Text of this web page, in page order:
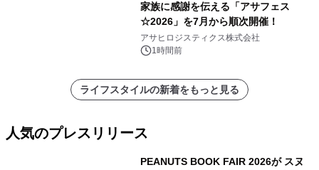
家族に感謝を伝える「アサフェス
☆2026」を7月から順次開催！
アサヒロジスティクス株式会社
1時間前
ライフスタイルの新着をもっと見る
人気のプレスリリース
PEANUTS BOOK FAIR 2026が スヌ